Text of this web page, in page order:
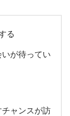
る
が待ってい
ャンスが訪